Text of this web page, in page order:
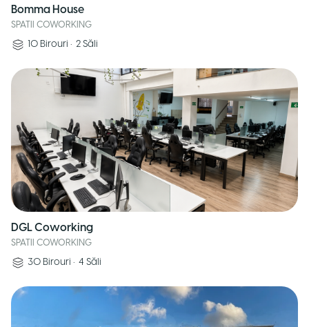
Bomma House
SPATII COWORKING
10 Birouri • 2 Săli
DGL Coworking
SPATII COWORKING
30 Birouri • 4 Săli